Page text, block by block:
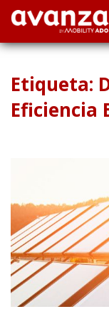
Etiqueta:
Eficiencia